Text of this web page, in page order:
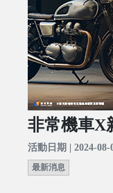
非常機車X
活動日期 | 2024-08-
最新消息